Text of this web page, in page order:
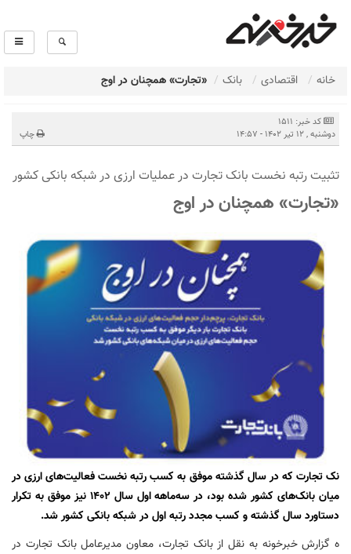
خانه اقتصادی بانک «تجارت» همچنان در اوج
کد خبر: 1511
دوشنبه , 12 تیر 1402 - 14:57
چاپ
تثبیت رتبه نخست بانک تجارت در عملیات ارزی در شبکه بانکی کشور
«تجارت» همچنان در اوج
نک تجارت که در سال گذشته موفق به کسب رتبه نخست فعالیت‌های ارزی در
میان بانک‌های کشور شده بود، در سه‌ماهه اول سال 1402 نیز موفق به تکرار
دستاورد سال گذشته و کسب مجدد رتبه اول در شبکه بانکی کشور شد.
ه گزارش خبرخونه به نقل از بانک تجارت، معاون مدیرعامل بانک تجارت در